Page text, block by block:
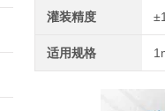
灌装精度
适用规格